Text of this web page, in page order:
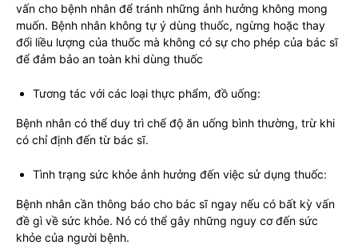
vấn cho bệnh nhân để tránh những ảnh hưởng không mong
muốn. Bệnh nhân không tự ý dùng thuốc, ngừng hoặc thay
đổi liều lượng của thuốc mà không có sự cho phép của bác sĩ
để đảm bảo an toàn khi dùng thuốc
Tương tác với các loại thực phẩm, đồ uống:
Bệnh nhân có thể duy trì chế độ ăn uống bình thường, trừ khi
có chỉ định đến từ bác sĩ.
Tình trạng sức khỏe ảnh hưởng đến việc sử dụng thuốc:
Bệnh nhân cần thông báo cho bác sĩ ngay nếu có bất kỳ vấn
đề gì về sức khỏe. Nó có thể gây những nguy cơ đến sức
khỏe của người bệnh.